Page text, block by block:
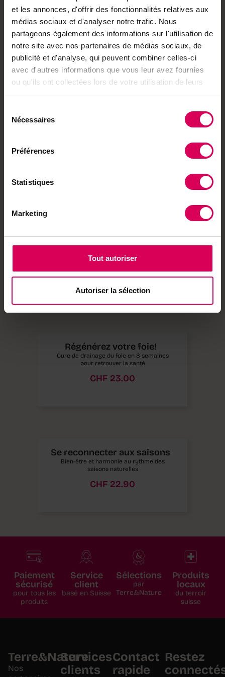
et les annonces, d'offrir des fonctionnalités relatives aux
médias sociaux et d'analyser notre trafic. Nous
partageons également des informations sur l'utilisation de
notre site avec nos partenaires de médias sociaux, de
publicité et d'analyse, qui peuvent combiner celles-ci
avec d'autres informations que vous leur avez fournies
ou qu'ils ont collectées lors de votre utilisation de leurs
services.
Nécessaires
Préférences
Statistiques
Marketing
Tout autoriser
Autoriser la sélection
vigilance. Ils sont une source d’inspiration pour la
médecine classique désireuse d’apporter une
meilleure réponse à notre anxiété.
Dimensions 20.5 x 14 cm
Pages 304
Editions Noir sur Blanc
Notre partenaire
cultures d’Europe de l’Est
Vous pourriez aussi aimer
Communiquer avec les animaux : une leçon
Régénérez votre foie!
Cure de drainage du foie en 8 semaines
pour retrouver la santé
CHF 23.00
Se reconnecter aux saisons
Bien-être et harmonie au rythme des
saisons naturelles
CHF 22.90
Paiement
sécurisé
pour tous les
produits
Service
client
basé en Suisse
Sélections
par
Terre&Nature
Produits
locaux
du terroir
suisse
Terre&Nature
Nos
Services
clients
Contact
rapide
Restez